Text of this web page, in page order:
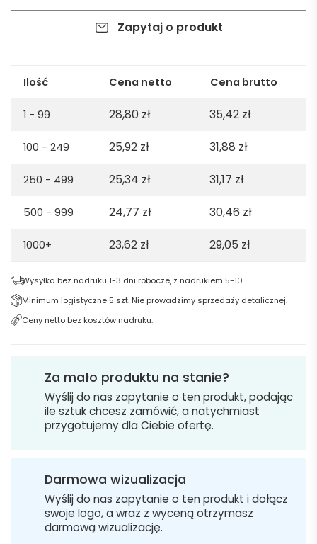
jersey
shirt.
organic
165gsm
Beige
Zapytaj o produkt
Ilość Cena netto Cena brutto
1 - 99 28,80 zł 35,42 zł
100 - 249 25,92 zł 31,88 zł
250 - 499 25,34 zł 31,17 zł
500 - 999 24,77 zł 30,46 zł
1000+ 23,62 zł 29,05 zł
Wysyłka bez nadruku 1-3 dni robocze, z nadrukiem 5-10.
Minimum logistyczne 5 szt. Nie prowadzimy sprzedaży detalicznej.
Ceny netto bez kosztów nadruku.
Za mało produktu na stanie?
Wyślij do nas zapytanie o ten produkt, podając
ile sztuk chcesz zamówić, a natychmiast
przygotujemy dla Ciebie ofertę.
Darmowa wizualizacja
Wyślij do nas zapytanie o ten produkt i dołącz
swoje logo, a wraz z wyceną otrzymasz
darmową wizualizację.